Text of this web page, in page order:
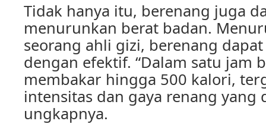
Tidak hanya itu, berenang juga
menurunkan berat badan.
seorang ahli gizi, berenang
dengan efektif. “Dalam satu jam
membakar hingga 500 kalori,
intensitas dan gaya renang yang
ungkapnya.